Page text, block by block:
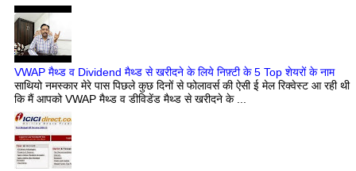
VWAP मैथ्ड व Dividend मैथ्ड से खरीदने के लिये निफ़्टी के 5 Top शेयरों के नाम
साथियो नमस्कार मेरे पास पिछले कुछ दिनों से फोलावर्स की ऐसी ई मेल रिक्वेस्ट आ रही थी
कि मैं आपको VWAP मैथ्ड व डीविडेंड मैथ्ड से खरीदने के ...